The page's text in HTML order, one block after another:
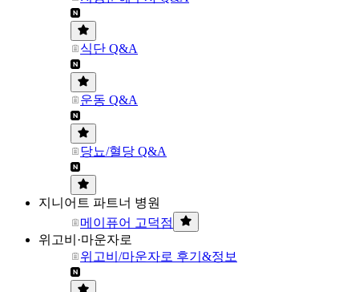
식단 Q&A
운동 Q&A
당뇨/혈당 Q&A
지니어트 파트너 병원
메이퓨어 고덕점
위고비·마운자로
위고비/마운자로 후기&정보